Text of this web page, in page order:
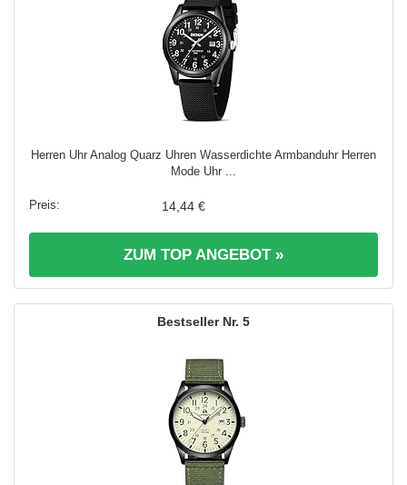
Herren Uhr Analog Quarz Uhren Wasserdichte Armbanduhr Herren
Mode Uhr ...
14,44 €
ZUM TOP ANGEBOT »
5